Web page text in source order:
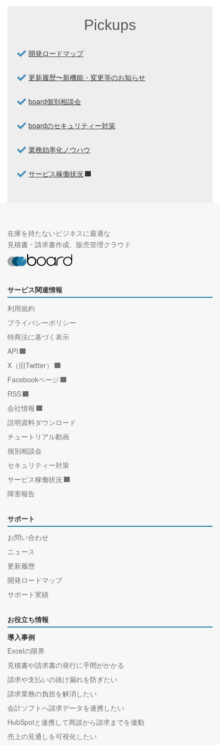
Pickups
開発ロードマップ
更新履歴〜新機能・変更等のお知らせ
board個別相談会
boardのセキュリティー対策
業務効率化ノウハウ
サービス稼働状況
在庫を持たないビジネスに最適な
見積書・請求書作成、販売管理クラウド
サービス関連情報
利用規約
プライバシーポリシー
特商法に基づく表示
API
X（旧Twitter）
Facebookページ
RSS
会社情報
説明資料ダウンロード
チュートリアル動画
個別相談会
セキュリティー対策
サービス稼働状況
障害報告
サポート
お問い合わせ
ニュース
更新履歴
開発ロードマップ
サポート実績
お役立ち情報
導入事例
Excelの限界
見積書や請求書の発行に手間がかかる
請求や支払いの抜け漏れを防ぎたい
請求業務の負担を解消したい
会計ソフトへ請求データを連携したい
HubSpotと連携して商談から請求までを連動
売上の見通しを可視化したい